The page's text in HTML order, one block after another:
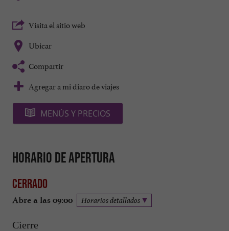
Visita el sitio web
Ubicar
Compartir
Agregar a mi diaro de viajes
MENÚS Y PRECIOS
Horario de apertura
Cerrado
Abre a las 09:00 Horarios detallados
Cierre